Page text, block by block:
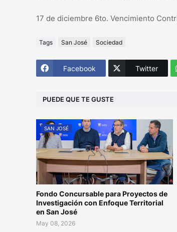
17 de diciembre 6to. Vencimiento
Tags San José Sociedad
Facebook Twitter
PUEDE QUE TE GUSTE
SAN JOSÉ
Fondo Concursable para Proyectos de
Investigación con Enfoque Territorial
en San José
May 08, 2026